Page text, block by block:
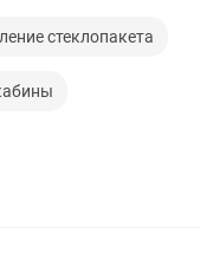
стеклопакета